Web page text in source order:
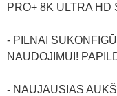
PRO+ 8K ULTRA HD
- PILNAI
NAUDOJIMUI!
- NAUJAUSIAS